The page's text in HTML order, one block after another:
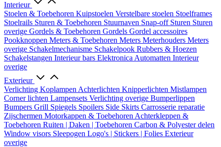
Interieur
Stoelen & Toebehoren Kuipstoelen Verstelbare stoelen Stoelframes
Stoelrails Sturen & Toebehoren Stuurnaven Snap-off Sturen Sturen
overige Gordels & Toebehoren Gordels Gordel accessoires
Pookknoppen Meters & Toebehoren Meters Meterhouders Meters
overige Schakelmechanisme Schakelpook Rubbers & Hoezen
Schakelstangen Interieur bars Elektronica Automatten Interieur
overige
Exterieur
Verlichting Koplampen Achterlichten Knipperlichten Mistlampen
Corner lichten Lampensets Verlichting overige Bumperlippen
Bumpers Grill Spiegels Spoilers Side Skirts Carrosserie reparatie
Zijschermen Motorkappen & Toebehoren Achterkleppen &
Toebehoren Ruiten | Daken | Toebehoren Carbon & Polyester delen
Window visors Sleepogen Logo's | Stickers | Folies Exterieur
overige